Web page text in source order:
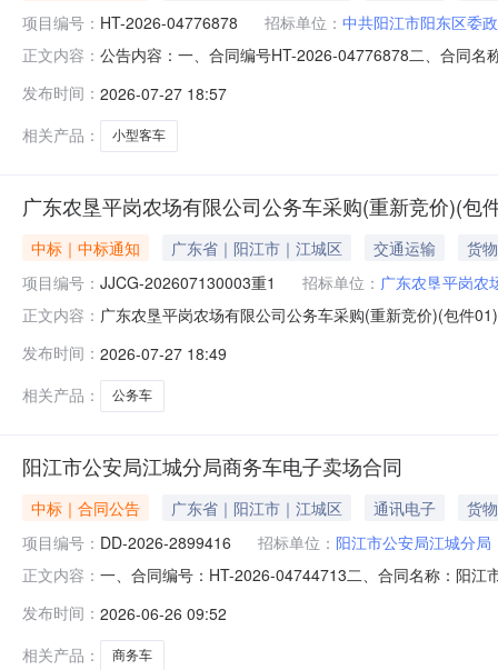
项目编号： HT-2026-04776878 招标单位： 中共阳江市阳东区委
正文内容： 公告内容：一、合同编号HT-2026-04776878二、合同
局）联系方式：13411339833供应商(乙方)：广州广汽
发布时间： 2026-07-27 18:57
相关产品：
小型客车
广东农垦平岗农场有限公司公务车采购(重新竞价)(包
中标｜中标通知 广东省｜阳江市｜江城区 交通运输
货物
项目编号： JJCG-202607130003重1 招标单位： 广东农垦平岗农
正文内容： 广东农垦平岗农场有限公司公务车采购(重新竞价)(包件
电设备招标中心有限公司代理机构地址：广东省广州市
低
发布时间： 2026-07-27 18:49
相关产品：
公务车
阳江市公安局江城分局商务车电子卖场合同
中标｜合同公告 广东省｜阳江市｜江城区 通讯电子
货物
项目编号： DD-2026-2899416 招标单位： 阳江市公安局江城分局
正文内容： 一、合同编号：HT-2026-04744713二、合同名称：阳
阳江市分公司地址：江列街道联系方式：15875169703
发布时间： 2026-06-26 09:52
相关产品：
商务车